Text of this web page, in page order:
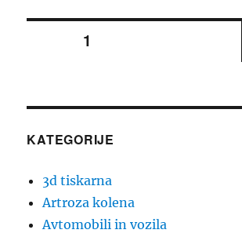
Številčenje
1
KATEGORIJE
3d tiskarna
Artroza kolena
Avtomobili in vozila